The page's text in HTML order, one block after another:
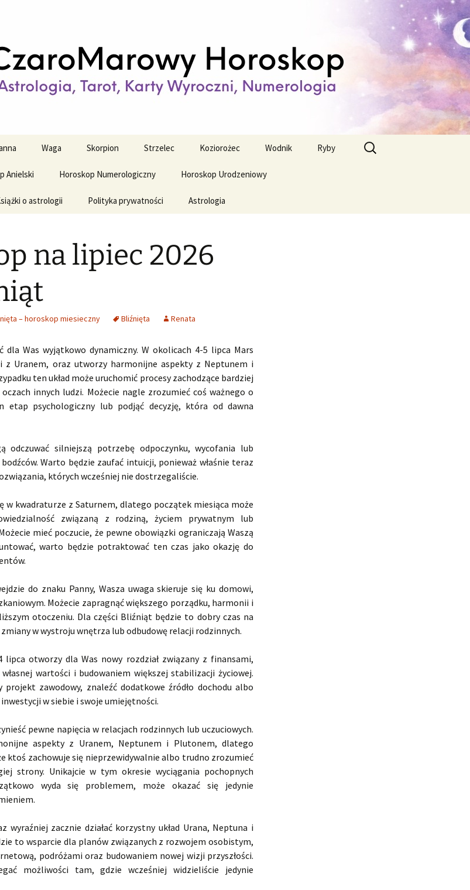
dzienny,
Waga Skorpion Strzelec Koziorożec Wodnik Ryby
Anielski Horoskop Numerologiczny Horoskop Urodzeniowy
o astrologii Polityka prywatności Astrologia
Szukaj:
na lipiec 2026
– horoskop miesieczny Bliźnięta Renata
dla Was wyjątkowo dynamiczny. W okolicach 4-5 lipca Mars
z Uranem, oraz utworzy harmonijne aspekty z Neptunem i
ten układ może uruchomić procesy zachodzące bardziej
innych ludzi. Możecie nagle zrozumieć coś ważnego o
etap psychologiczny lub podjąć decyzję, która od dawna
odczuwać silniejszą potrzebę odpoczynku, wycofania lub
Warto będzie zaufać intuicji, ponieważ właśnie teraz
których wcześniej nie dostrzegaliście.
w kwadraturze z Saturnem, dlatego początek miesiąca może
związaną z rodziną, życiem prywatnym lub
mieć poczucie, że pewne obowiązki ograniczają Waszą
warto będzie potraktować ten czas jako okazję do
do znaku Panny, Wasza uwaga skieruje się ku domowi,
Możecie zapragnąć większego porządku, harmonii i
otoczeniu. Dla części Bliźniąt będzie to dobry czas na
w wystroju wnętrza lub odbudowę relacji rodzinnych.
lipca otworzy dla Was nowy rozdział związany z finansami,
wartości i budowaniem większej stabilizacji życiowej.
projekt zawodowy, znaleźć dodatkowe źródło dochodu albo
w siebie i swoje umiejętności.
pewne napięcia w relacjach rodzinnych lub uczuciowych.
aspekty z Uranem, Neptunem i Plutonem, dlatego
ktoś zachowuje się nieprzewidywalnie albo trudno zrozumieć
strony. Unikajcie w tym okresie wyciągania pochopnych
wyda się problemem, może okazać się jedynie
wyraźniej zacznie działać korzystny układ Urana, Neptuna i
to wsparcie dla planów związanych z rozwojem osobistym,
podróżami oraz budowaniem nowej wizji przyszłości.
możliwości tam, gdzie wcześniej widzieliście jedynie